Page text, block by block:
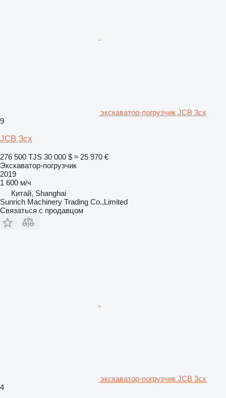
экскаватор-погрузчик JCB 3cx
9
JCB 3cx
276 500 TJS 30 000 $ ≈ 25 970 €
Экскаватор-погрузчик
2019
1 600 м/ч
Китай, Shanghai
Sunrich Machinery Trading Co.,Limited
Связаться с продавцом
экскаватор-погрузчик JCB 3cx
4